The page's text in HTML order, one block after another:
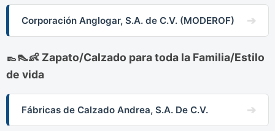
Corporación Anglogar, S.A. de C.V. (MODEROF)
👞👠👶 Zapato/Calzado para toda la Familia/Estilo
de vida
Fábricas de Calzado Andrea, S.A. De C.V.